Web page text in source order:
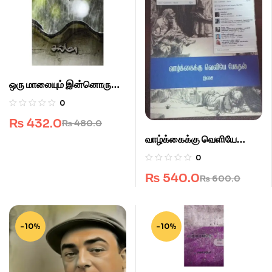
ஒரு மாலையும் இன்னொரு
மாலையும்
0
₨480.0
₨ 432.0
வாழ்க்கைக்கு வெளியே
பேசுதல்
0
₨600.0
₨ 540.0
-10% -10%